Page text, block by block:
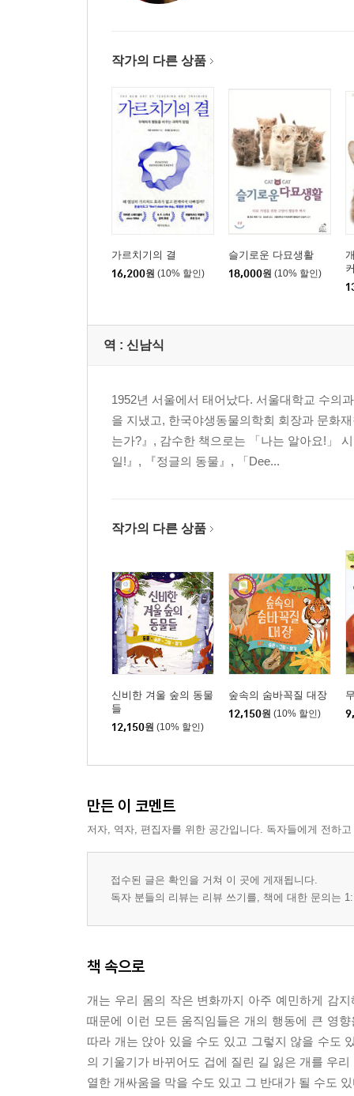
- 개의 요구를 다 들어주어서는 안 된다.
- 개에겐 운동이 필요하다.
- 개는 머리 토닥이기를 좋아하지 않는다.
- 참을성 있는 개로 키우기
- 문 앞에서의 예의범절 가르치기
- 친근함과 무례함의 차이, 무례한 행동 교정하기
- 개는 말 많고 시끄러운 사람을 ‘리더’로 생각하지
- 아니, 도대체 여기 주인이 누구지?
- 위협과 폭력은 개를 망칠 뿐이다.
9. 개도 개성이 있다.
- 모든 개는 다르다.
-품종이 같다고 해서 기질까지 같은 것은 아니다.
- 품종별 특징과 개성을 모두 감안해서 선택해야 한
- 정말 좋은 개를 알아보는 방법
- 완벽한 개는 없다.
- Episode
- 더 위대한 사랑에는 임자가 따로 없다.
- 고집스럽게 개를 키우는 것도 개를 배신하는 행위
- 이별과 슬픔
- 동물도 죽음의 개념을 알까?
- 펫로스(pet-loss) 증후군 이겨내기
작가의 다른 상품
가르치기의 결
16,200원 (10% 할인)
슬기로운 다묘생활
18,000원 (10% 할인)
역 : 신남식
1952년 서울에서 태어났다. 서울대학교 수의
을 지냈고, 한국야생동물의학회 회장과 문화
는가?』, 감수한 책으로는 「나는 알아요!」
일!』, 『정글의 동물』, 「Dee...
작가의 다른 상품
신비한 겨울 숲의 동물
들
12,150원 (10% 할인)
숲속의 숨바꼭질 대장
12,150원 (10% 할인)
만든 이 코멘트
저자, 역자, 편집자를 위한 공간입니다. 독자들에게 전하
접수된 글은 확인을 거쳐 이 곳에 게재됩니다.
독자 분들의 리뷰는 리뷰 쓰기를, 책에 대한 문의는
책 속으로
개는 우리 몸의 작은 변화까지 아주 예민하게 감
때문에 이런 모든 움직임들은 개의 행동에 큰 영
따라 개는 앉아 있을 수도 있고 그렇지 않을 수도
의 기울기가 바뀌어도 겁에 질린 길 잃은 개를 우
열한 개싸움을 막을 수도 있고 그 반대가 될 수도